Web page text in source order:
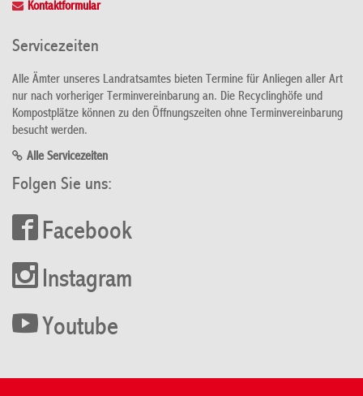
Kontaktformular
Servicezeiten
Alle Ämter unseres Landratsamtes bieten Termine für Anliegen aller Art
nur nach vorheriger Terminvereinbarung an. Die Recyclinghöfe und
Kompostplätze können zu den Öffnungszeiten ohne Terminvereinbarung
besucht werden.
Alle Servicezeiten
Folgen Sie uns:
Facebook
Instagram
Youtube